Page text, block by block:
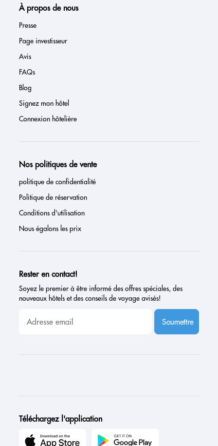
À propos de nous
Presse
Page investisseur
Avis
FAQs
Blog
Signez mon hôtel
Connexion hôtelière
Nos politiques de vente
politique de confidentialité
Politique de réservation
Conditions d'utilisation
Nous égalons les prix
Rester en contact!
Soyez le premier à être informé des offres spéciales, des
nouveaux hôtels et des conseils de voyage avisés!
Soumettre
Téléchargez l'application